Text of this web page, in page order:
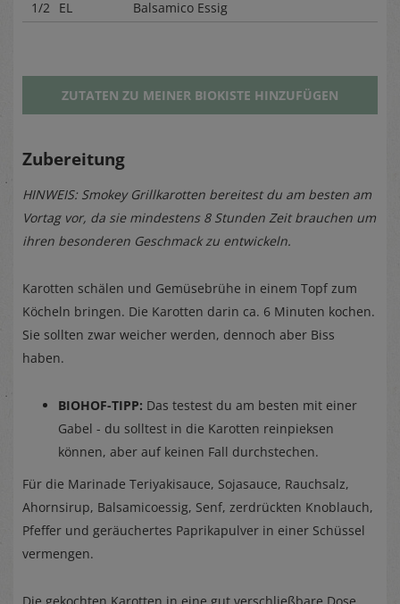
1/2 EL Balsamico Essig
ZUTATEN ZU MEINER BIOKISTE HINZUFÜGEN
Zubereitung
HINWEIS: Smokey Grillkarotten bereitest du am besten am
Vortag vor, da sie mindestens 8 Stunden Zeit brauchen um
ihren besonderen Geschmack zu entwickeln.
Karotten schälen und Gemüsebrühe in einem Topf zum
Köcheln bringen. Die Karotten darin ca. 6 Minuten kochen.
Sie sollten zwar weicher werden, dennoch aber Biss
haben.
BIOHOF-TIPP: Das testest du am besten mit einer
Gabel - du solltest in die Karotten reinpieksen
können, aber auf keinen Fall durchstechen.
Für die Marinade Teriyakisauce, Sojasauce, Rauchsalz,
Ahornsirup, Balsamicoessig, Senf, zerdrückten Knoblauch,
Pfeffer und geräuchertes Paprikapulver in einer Schüssel
vermengen.